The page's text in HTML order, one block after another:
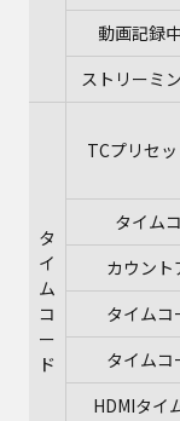
動画記録
ストリーミ
タ
イ
ム
コ
ー
ド
TCプリセ
タイム
カウント
タイムコ
タイムコ
HDMIタイ